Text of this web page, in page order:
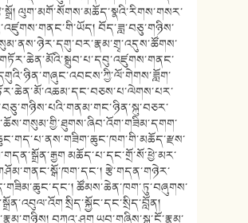
ལུག་མགོ་སོགས་མཆོད་སྣའི་རིགས་གསར་
བོད་ཟླ་བཅུ་གཉིས་
མཆོད་པ་དང་གྲོ་སོ་ཕྱེ་མར་
རྩེ་གདན་གཉེར་
ཚོམས་ཆེན་ཁག་ཏུ་བཞུགས་
སྲིད་སྐྱོང་དང་སྲིད་བློན།
བཀའ་ཤག ཡབ་གཞིས་སྐུ་ངོ་རྣམ་